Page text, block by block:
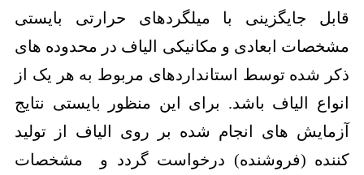
قابل جایگزینی با میلگردهای حرارتی بایستی
مشخصات ابعادی و مکانیکی الیاف در محدوده های
ذکر شده توسط استانداردهای مربوط به هر یک از
انواع الیاف باشد. برای این منظور بایستی نتایج
آزمایش های انجام شده بر روی الیاف از تولید
کننده (فروشنده) درخواست گردد و مشخصات